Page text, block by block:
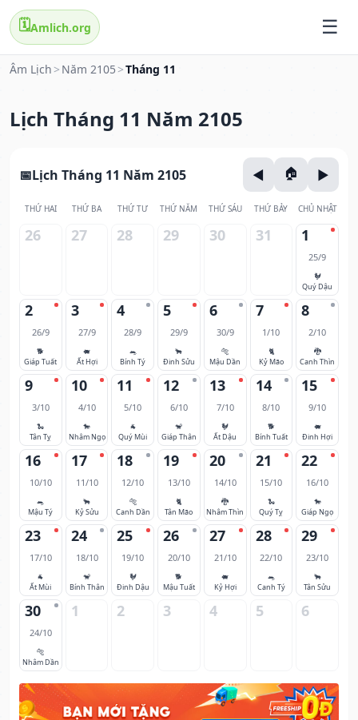
🗓️Amlich.org
Âm Lịch > Năm 2105 >Tháng 11
Lịch Tháng 11 Năm 2105
Lịch Tháng 11 Năm 2105
THỨ HAI THỨ BA THỨ TƯ THỨ NĂM THỨ SÁU THỨ BẢY CHỦ NHẬT
26 27 28 29 30 31 1
25/9
🐓
Quý Dậu
2
26/9
🐕
Giáp Tuất
3
27/9
🐖
Ất Hợi
4
28/9
🐀
Bính Tý
5
29/9
🐂
Đinh Sửu
6
30/9
🐅
Mậu Dần
7
1/10
🐈
Kỷ Mão
8
2/10
🐉
Canh Thìn
9
3/10
🐍
Tân Tỵ
10
4/10
🐎
Nhâm Ngọ
11
5/10
🐐
Quý Mùi
12
6/10
🐒
Giáp Thân
13
7/10
🐓
Ất Dậu
14
8/10
🐕
Bính Tuất
15
9/10
🐖
Đinh Hợi
16
10/10
🐀
Mậu Tý
17
11/10
🐂
Kỷ Sửu
18
12/10
🐅
Canh Dần
19
13/10
🐈
Tân Mão
20
14/10
🐉
Nhâm Thìn
21
15/10
🐍
Quý Tỵ
22
16/10
🐎
Giáp Ngọ
23
17/10
🐐
Ất Mùi
24
18/10
🐒
Bính Thân
25
19/10
🐓
Đinh Dậu
26
20/10
🐕
Mậu Tuất
27
21/10
🐖
Kỷ Hợi
28
22/10
🐀
Canh Tý
29
23/10
🐂
Tân Sửu
30
24/10
🐅
Nhâm Dần
1 2 3 4 5 6